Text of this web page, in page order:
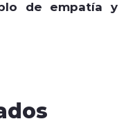
de empatía y